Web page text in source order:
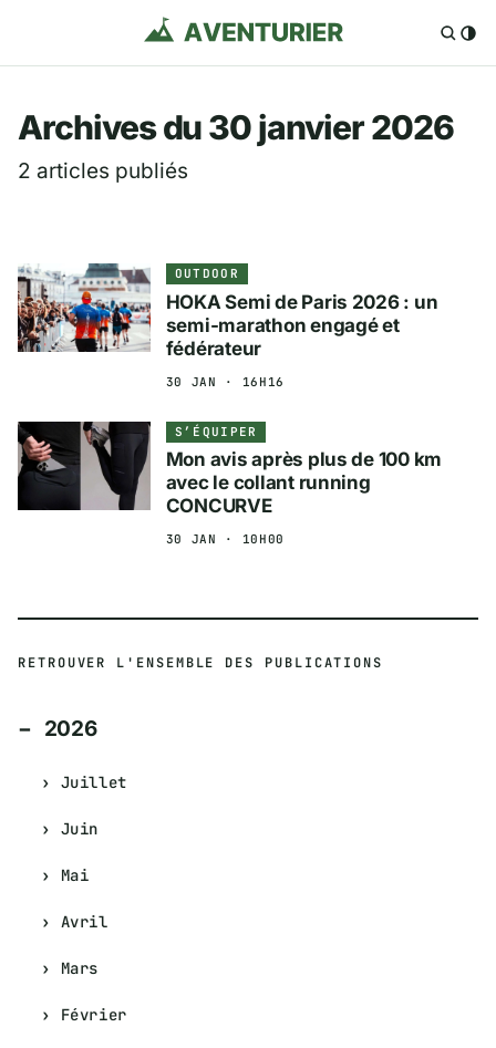
Aventurier.fr —
Archives du 30 janvier 2026
2 articles publiés
OUTDOOR
HOKA Semi de Paris 2026 : un
semi-marathon engagé et
fédérateur
30 JAN · 16H16
S’ÉQUIPER
Mon avis après plus de 100 km
avec le collant running
CONCURVE
30 JAN · 10H00
RETROUVER L'ENSEMBLE DES PUBLICATIONS
2026
Juillet
Juin
Mai
Avril
Mars
Février